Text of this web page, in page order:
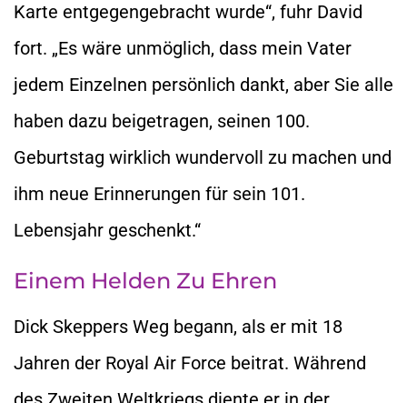
Karte entgegengebracht wurde“, fuhr David
fort. „Es wäre unmöglich, dass mein Vater
jedem Einzelnen persönlich dankt, aber Sie alle
haben dazu beigetragen, seinen 100.
Geburtstag wirklich wundervoll zu machen und
ihm neue Erinnerungen für sein 101.
Lebensjahr geschenkt.“
Einem Helden Zu Ehren
Dick Skeppers Weg begann, als er mit 18
Jahren der Royal Air Force beitrat. Während